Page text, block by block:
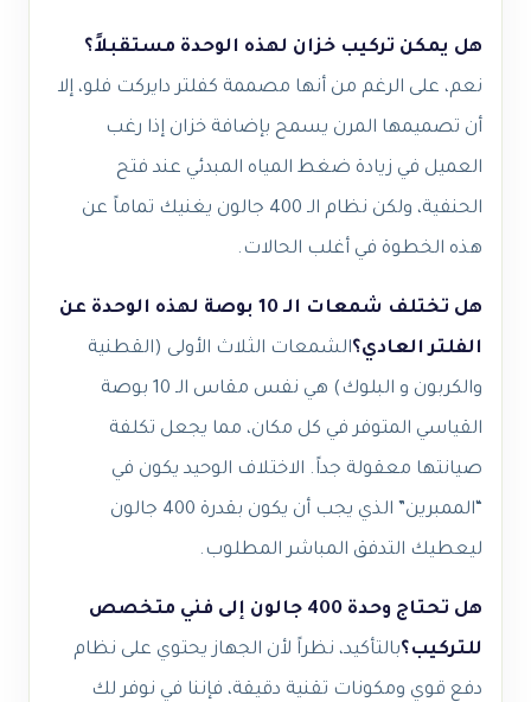
هل يمكن تركيب خزان لهذه الوحدة مستقبلاً؟
نعم، على الرغم من أنها مصممة كفلتر دايركت فلو، إلا
أن تصميمها المرن يسمح بإضافة خزان إذا رغب
العميل في زيادة ضغط المياه المبدئي عند فتح
الحنفية، ولكن نظام الـ 400 جالون يغنيك تماماً عن
هذه الخطوة في أغلب الحالات.
هل تختلف شمعات الـ 10 بوصة لهذه الوحدة عن
الفلتر العادي؟الشمعات الثلاث الأولى (القطنية
والكربون و البلوك) هي نفس مقاس الـ 10 بوصة
القياسي المتوفر في كل مكان، مما يجعل تكلفة
صيانتها معقولة جداً. الاختلاف الوحيد يكون في
“الممبرين” الذي يجب أن يكون بقدرة 400 جالون
ليعطيك التدفق المباشر المطلوب.
هل تحتاج وحدة 400 جالون إلى فني متخصص
للتركيب؟بالتأكيد، نظراً لأن الجهاز يحتوي على نظام
دفع قوي ومكونات تقنية دقيقة، فإننا في نوفر لك